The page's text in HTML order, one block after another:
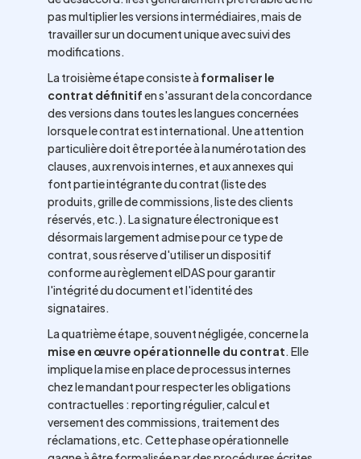
pas multiplier les versions intermédiaires, mais de
travailler sur un document unique avec suivi des
modifications.
La troisième étape consiste à formaliser le
contrat définitifen s'assurant de la concordance
des versions dans toutes les langues concernées
lorsque le contrat est international. Une attention
particulière doit être portée à la numérotation des
clauses, aux renvois internes, et aux annexes qui
font partie intégrante du contrat (liste des
produits, grille de commissions, liste des clients
réservés, etc.). La signature électronique est
désormais largement admise pour ce type de
contrat, sous réserve d'utiliser un dispositif
conforme au règlement eIDAS pour garantir
l'intégrité du document et l'identité des
signataires.
La quatrième étape, souvent négligée, concerne la
mise en œuvre opérationnelle du contrat. Elle
implique la mise en place de processus internes
chez le mandant pour respecter les obligations
contractuelles : reporting régulier, calcul et
versement des commissions, traitement des
réclamations, etc. Cette phase opérationnelle